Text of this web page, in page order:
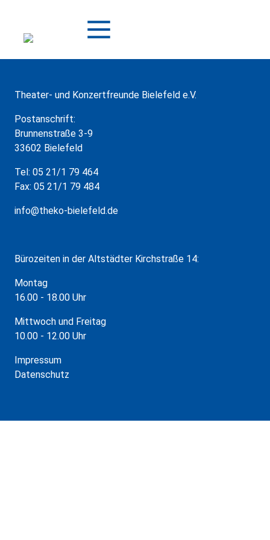
springen
Theater- und Konzertfreunde Bielefeld e.V.
Postanschrift:
Brunnenstraße 3-9
33602 Bielefeld
Tel: 05 21/1 79 464
Fax: 05 21/1 79 484
info@theko-bielefeld.de
Bürozeiten in der Altstädter Kirchstraße 14:
Montag
16.00 - 18.00 Uhr
Mittwoch und Freitag
10.00 - 12.00 Uhr
Impressum
Datenschutz